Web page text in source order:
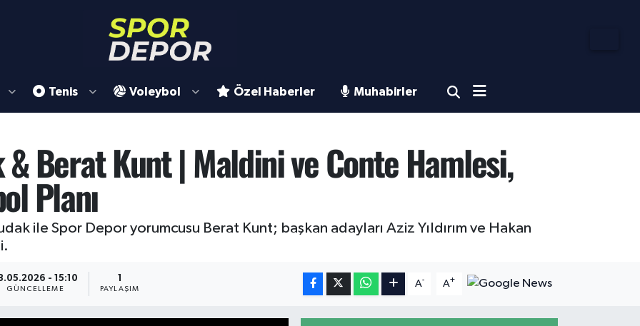
Tenis Voleybol Özel Haberler Muhabirler
& Berat Kunt | Maldini ve Conte Hamlesi,
Planı
ile Spor Depor yorumcusu Berat Kunt; başkan adayları Aziz Yıldırım ve Hakan
- 15:10
GÜNCELLEME PAYLAŞIM
A- A+